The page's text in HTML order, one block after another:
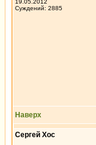
19.05.2012
Суждений: 2885
Наверх
Сергей Хос